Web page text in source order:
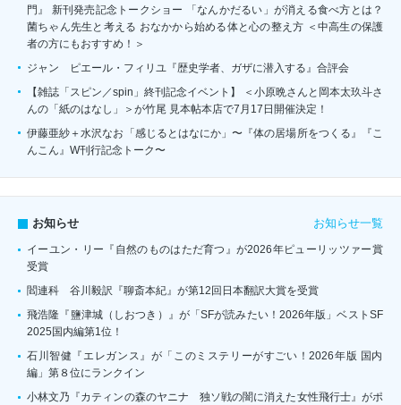
門』 新刊発売記念トークショー 「なんかだるい」が消える食べ方とは？
菌ちゃん先生と考える おなかから始める体と心の整え方 ＜中高生の保護
者の方にもおすすめ！＞
ジャン゠ピエール・フィリユ『歴史学者、ガザに潜入する』合評会
【雑誌「スピン／spin」終刊記念イベント】 ＜小原晩さんと岡本太玖斗さ
んの「紙のはなし」＞が竹尾 見本帖本店で7月17日開催決定！
伊藤亜紗＋水沢なお「感じるとはなにか」〜『体の居場所をつくる』『こ
んこん』W刊行記念トーク〜
お知らせ お知らせ一覧
イーユン・リー『自然のものはただ育つ』が2026年ピューリッツァー賞
受賞
閻連科 谷川毅訳『聊斎本紀』が第12回日本翻訳大賞を受賞
飛浩隆『鹽津城（しおつき）』が「SFが読みたい！2026年版」ベストSF
2025国内編第1位！
石川智健『エレガンス』が「このミステリーがすごい！2026年版 国内
編」第８位にランクイン
小林文乃『カティンの森のヤニナ 独ソ戦の闇に消えた女性飛行士』がポ